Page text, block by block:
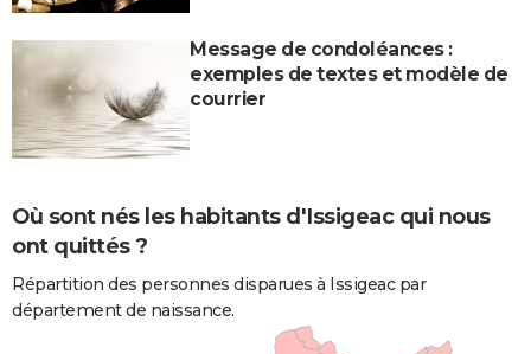
Message de condoléances :
exemples de textes et modèle de
courrier
Où sont nés les habitants d'Issigeac qui nous
ont quittés ?
Répartition des personnes disparues à Issigeac par
département de naissance.